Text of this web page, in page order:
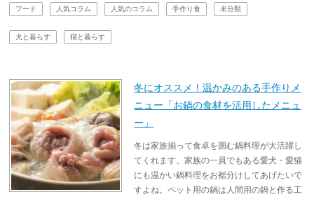
フード 人気コラム 人気のコラム 手作り食 未分類
犬と暮らす 猫と暮らす
冬にオススメ！温かみのある手作りメ
ニュー「お鍋の食材を活用したメニュ
ー」
冬は家族揃って食卓を囲む鍋料理が大活躍し
てくれます。家族の一員でもある愛犬・愛猫
にも温かい鍋料理をお裾分けしてあげたいで
すよね。ペット用の鍋は人間用の鍋と作る工